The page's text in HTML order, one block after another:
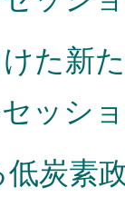
た新
ッシ
炭素